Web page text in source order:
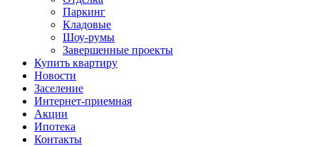
Паркинг
Кладовые
Шоу-румы
Завершенные проекты
Купить квартиру
Новости
Заселение
Интернет-приемная
Акции
Ипотека
Контакты